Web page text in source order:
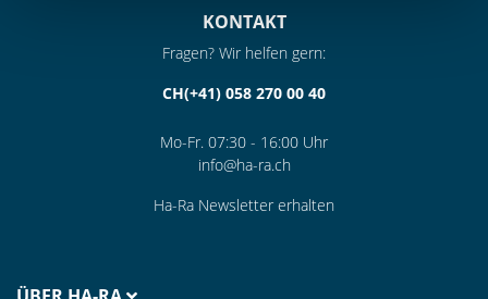
KONTAKT
Fragen? Wir helfen gern:
CH(+41) 058 270 00 40
Mo-Fr. 07:30 - 16:00 Uhr
info@ha-ra.ch
Ha-Ra Newsletter erhalten